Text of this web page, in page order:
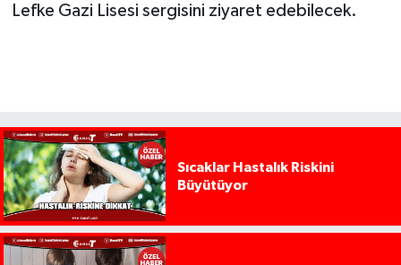
Lefke Gazi Lisesi sergisini ziyaret edebilecek.
Sıcaklar Hastalık Riskini
Büyütüyor